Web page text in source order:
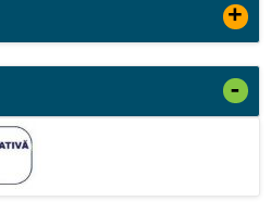
+
-